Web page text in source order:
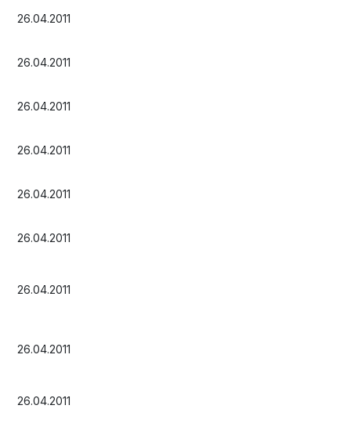
26.04.2011
26.04.2011
26.04.2011
26.04.2011
26.04.2011
26.04.2011
26.04.2011
26.04.2011
26.04.2011